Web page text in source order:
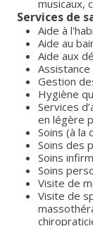
musicaux,
Services de
Aide à
Aide au
Aide aux
Gestion
Hygiène
Services
en légère
Soins (à la
Soins des
Soins
Soins
Visite de
Visite de